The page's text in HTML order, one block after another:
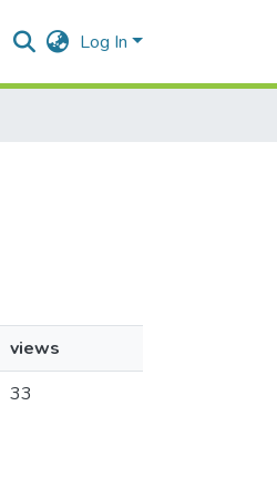
Log In
views
33